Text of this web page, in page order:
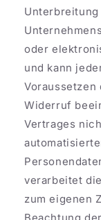
oder
und kann
Voraussetzen
Widerruf
Vertrages
verarbeitet
zum eigenen
Beachtung